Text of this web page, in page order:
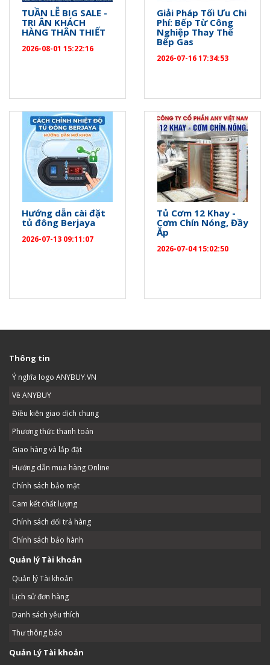
TUẦN LỄ BIG SALE -
TRI ÂN KHÁCH
HÀNG THÂN THIẾT
2026-08-01 15:22:16
Giải Pháp Tối Ưu Chi
Phí: Bếp Từ Công
Nghiệp Thay Thế
Bếp Gas
2026-07-16 17:34:53
Hướng dẫn cài đặt
tủ đông Berjaya
2026-07-13 09:11:07
Tủ Cơm 12 Khay -
Cơm Chín Nóng, Đầy
Ắp
2026-07-04 15:02:50
Thông tin
Ý nghĩa logo ANYBUY.VN
Về ANYBUY
Điều kiện giao dịch chung
Phương thức thanh toán
Giao hàng và lắp đặt
Hướng dẫn mua hàng Online
Chính sách bảo mật
Cam kết chất lượng
Chính sách đổi trả hàng
Chính sách bảo hành
Quản lý Tài khoản
Quản lý Tài khoản
Lịch sử đơn hàng
Danh sách yêu thích
Thư thông báo
Quản Lý Tài khoản